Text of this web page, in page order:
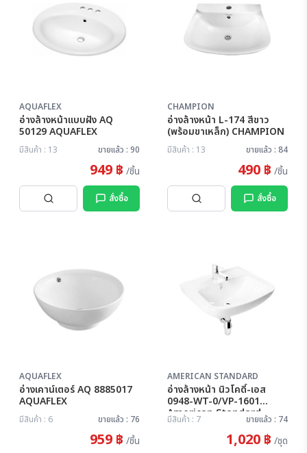
AQUAFLEX
อ่างล้างหน้าแบบฝัง AQ
50129 AQUAFLEX
มีสินค้า : 13 ขายแล้ว : 90
949 ฿ /ชิ้น
สั่งซื้อ
CHAMPION
อ่างล้างหน้า L-174 สีขาว
(พร้อมขาเหล็ก) CHAMPION
มีสินค้า : 13 ขายแล้ว : 84
490 ฿ /ชิ้น
สั่งซื้อ
AQUAFLEX
อ่างเคาน์เตอร์ AQ 8885017
AQUAFLEX
มีสินค้า : 6 ขายแล้ว : 76
959 ฿ /ชิ้น
AMERICAN STANDARD
อ่างล้างหน้า นิวโคดี้-เอส
0948-WT-0/VP-1601
American Standard
มีสินค้า : 7 ขายแล้ว : 74
1,020 ฿ /ชุด